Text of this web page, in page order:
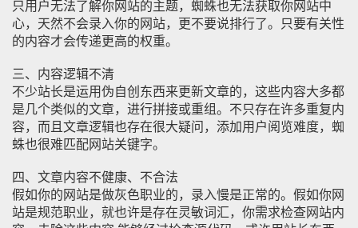
只用户无法了解你网站的主题，蜘蛛也无法获取你网站中
心，天然不会录入你的网站，更不要说排行了。只要有关性
的内容才会传递更高的权重。
三、内容逻辑不清
不少站长是运用伪自创东西来更新文章的，这些内容大多都
是几个类似的文章，进行拼接或重组。不只存在许多重复内
容，而且文章逻辑也存在很大疑问，添加用户阅览难度，蜘
蛛也很难匹配网站关键字。
四、文章内容不健康、不合法
假如你的网站是做灰色职业的，录入慢是正常的。假如你网
站是规范职业，就也许是存在灵敏词汇，你需求检查网站内